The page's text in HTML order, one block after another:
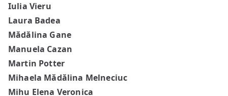
Iulia Vieru
Laura Badea
Mădălina Gane
Manuela Cazan
Martin Potter
Mihaela Mădălina Melneciuc
Mihu Elena Veronica